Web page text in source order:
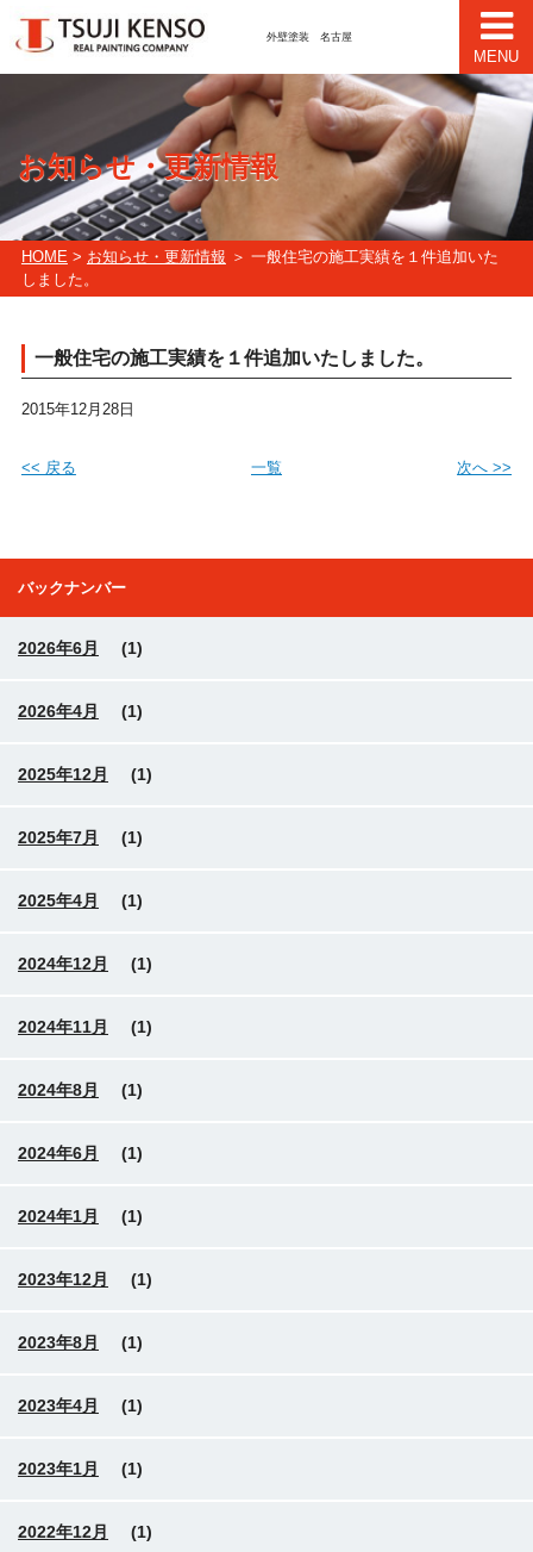
外壁塗装 名古屋
MENU
お知らせ・更新情報
HOME> お知らせ・更新情報 ＞ 一般住宅の施工実績を１件追加いた
しました。
一般住宅の施工実績を１件追加いたしました。
2015年12月28日
<< 戻る 一覧 次へ >>
バックナンバー
2026年6月 (1)
2026年4月 (1)
2025年12月 (1)
2025年7月 (1)
2025年4月 (1)
2024年12月 (1)
2024年11月 (1)
2024年8月 (1)
2024年6月 (1)
2024年1月 (1)
2023年12月 (1)
2023年8月 (1)
2023年4月 (1)
2023年1月 (1)
2022年12月 (1)